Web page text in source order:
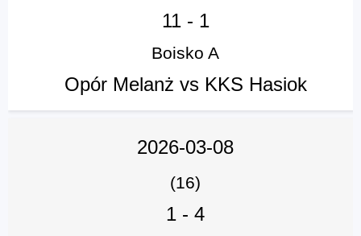
11- 1
Boisko A
Opór Melanż vs KKS Hasiok
2026-03-08
(16)
1 - 4